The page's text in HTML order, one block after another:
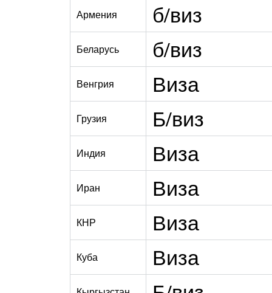
Армения б/виз
Беларусь б/виз
Венгрия Виза
Грузия Б/виз
Индия Виза
Иран Виза
КНР Виза
Куба Виза